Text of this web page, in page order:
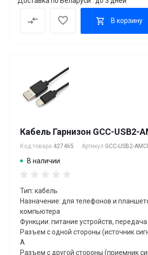
В корзину
Кабель Гарнизон GCC-USB2-
Код товара 427465 Артикул GCC-USB2-
В наличии
Тип: кабель
Назначение: для телефонов и
компьютера
Функции: питание устройств,
Разъем с одной стороны (источник
A
Разъем с другой стороны (приемник